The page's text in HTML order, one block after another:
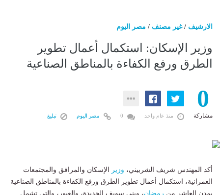
الارشيف /غير مصنف / مصر اليوم
وزير الإسكان: استكمال أعمال تطوير
الطرق ورفع الكفاءة بالمناطق الصناعية
0
مشاركة منذ عام واحد مصر اليوم تبليغ
أكد المهندس شريف الشربيني، وزير
الإسكان والمرافق والمجتمعات
العمرانية، استكمال أعمال تطوير الطرق ورفع الكفاءة بالمناطق الصناعية
بمدن العاشر من رمضان، وبني سويف الجديدة، والعبور، والتي تشمل